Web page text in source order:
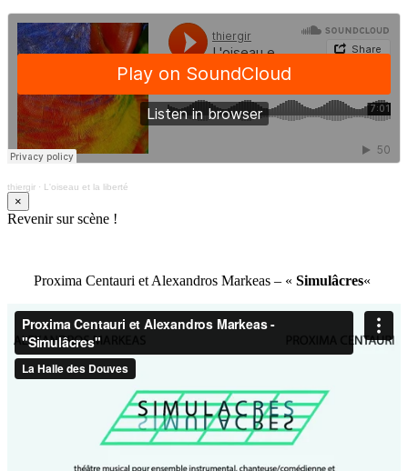
thiergir · L'oiseau et la liberté
×
Revenir sur scène !
Proxima Centauri et Alexandros Markeas – « Simulâcres«